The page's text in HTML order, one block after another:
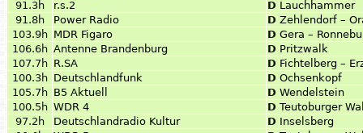
91.3h
r.s.2 D Lauchhammer
91.8h
Power Radio D Zehlendorf –
103.9h MDR Figaro D Gera –
106.6h Antenne Brandenburg D Pritzwalk
107.7h R.SA D Fichtelberg –
100.3h Deutschlandfunk D Ochsenkopf
105.7h B5 Aktuell D Wendelstein
100.5h WDR 4 D Teutoburger
97.2h
Deutschlandradio Kultur D Inselsberg